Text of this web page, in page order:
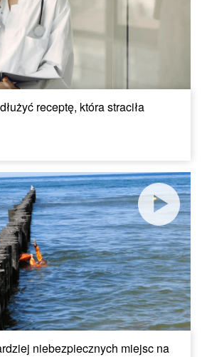
receptę, która straciła
niebezpiecznych miejsc na